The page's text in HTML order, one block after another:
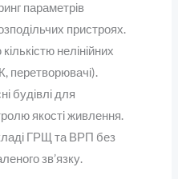
параметрів
пристроях.
нелінійних
перетворювачі).
будівлі для
якості живлення.
ГРЩ та ВРП без
зв’язку.